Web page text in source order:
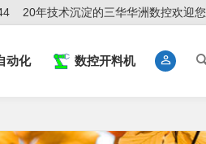
20年技术沉淀的三华华洲数控欢迎您
动化 数控开料机